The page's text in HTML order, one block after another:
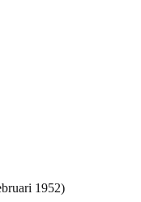
1952)